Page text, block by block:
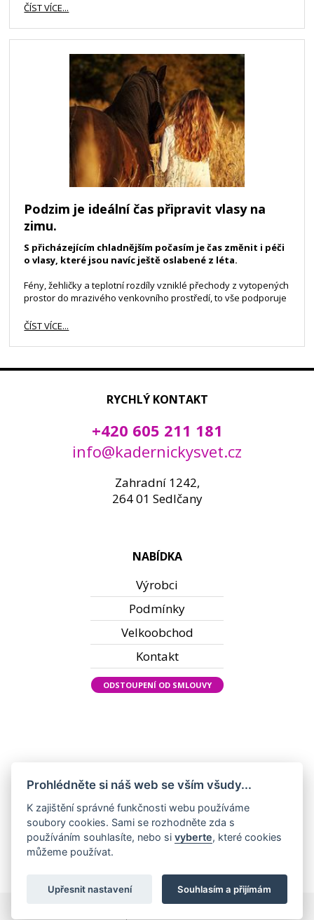
ČÍST VÍCE...
Podzim je ideální čas připravit vlasy na
zimu.
S přicházejícím chladnějším počasím je čas změnit i péči
o vlasy, které jsou navíc ještě oslabené z léta.
Fény, žehličky a teplotní rozdíly vzniklé přechody z vytopených
prostor do mrazivého venkovního prostředí, to vše podporuje
mráz, déšť, sníh a vlhko, které nám vlasy pěkně zkrepatí.
Jak vlasy připravit na nevlídné podzimní a zimní počasí?
ČÍST VÍCE...
RYCHLÝ KONTAKT
+420 605 211 181
info@kadernickysvet.cz
Zahradní 1242,
264 01 Sedlčany
NABÍDKA
Výrobci
Podmínky
Velkoobchod
Kontakt
ODSTOUPENÍ OD SMLOUVY
Všechna práva vyhrazena ©2022 KadeřnickýSvět.cz |Nastavení cookies
Prohlédněte si náš web se vším všudy...
K zajištění správné funkčnosti webu používáme
soubory cookies. Sami se rozhodněte zda s
používáním souhlasíte, nebo sivyberte, které cookies
můžeme používat.
Souhlasím a přijímám
Upřesnit nastavení